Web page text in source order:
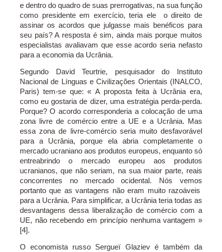
e dentro do quadro de suas prerrogativas, na sua função
como presidente em exercício, teria ele o direito de
assinar os acordos que julgasse mais benéficos para
seu país? A resposta é sim, ainda mais porque muitos
especialistas avaliavam que esse acordo seria nefasto
para a economia da Ucrânia.
Segundo David Teurtrie, pesquisador do Instituto
Nacional de Línguas e Civilizações Orientais (INALCO,
Paris) tem-se que: « A proposta feita à Ucrânia era,
como eu gostaria de dizer, uma estratégia perda-perda.
Porque? O acordo corresponderia a colocação de uma
zona livre de comércio entre a UE e a Ucrânia. Mas
essa zona de livre-comércio seria muito desfavorável
para a Ucrânia, porque ela abria completamente o
mercado ucraniano aos produtos europeus, enquanto só
entreabrindo o mercado europeu aos produtos
ucranianos, que não seriam, na sua maior parte, reais
concorrentes no mercado ocidental. Nós vemos
portanto que as vantagens não eram muito razoáveis
para a Ucrânia. Para simplificar, a Ucrânia teria todas as
desvantagens dessa liberalização de comércio com a
UE, não recebendo em princípio nenhuma vantagem »
[4].
O economista russo Sergueï Glaziev é também da